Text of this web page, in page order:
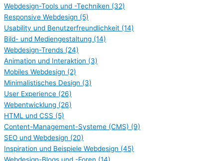
Webdesign-Tools und -Techniken (32)
Responsive Webdesign (5)
Usability und Benutzerfreundlichkeit (14)
Bild- und Mediengestaltung (14)
Webdesign-Trends (24)
Animation und Interaktion (3)
Mobiles Webdesign (2)
Minimalistisches Design (3)
User Experience (26)
Webentwicklung (26)
HTML und CSS (5)
Content-Management-Systeme (CMS) (9)
SEO und Webdesign (20)
Inspiration und Beispiele Webdesign (45)